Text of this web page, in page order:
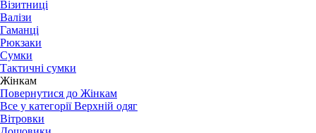
Візитниці
Валізи
Гаманці
Рюкзаки
Сумки
Тактичні сумки
Жінкам
Повернутися до Жінкам
Все у категорії Верхній одяг
Вітровки